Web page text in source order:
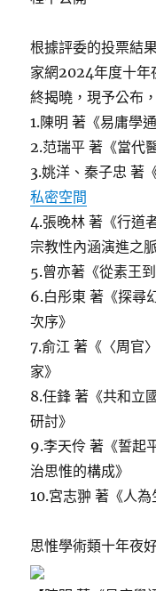
根據評委的投票結
家網2024年度十年
終揭曉，現予公布
1.陳明 著《易庸學通
2.范瑞平 著《當代
3.姚洋、秦子忠 著
私密空間
4.張晚林 著《行
宗教性內涵演進之
5.曾亦著《從素王
6.白彤東 著《探尋
次序》
7.俞江 著《〈周
家》
8.任鋒 著《共和
研討》
9.李天伶 著《誓
治思惟的構成》
10.宮志翀 著《人為
思惟學術類十年夜